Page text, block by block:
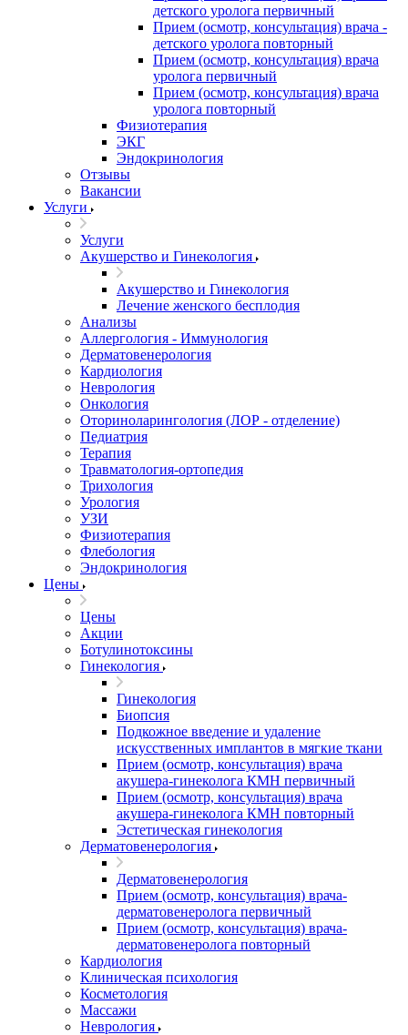
детского уролога первичный
Прием (осмотр, консультация) врача -
детского уролога повторный
Прием (осмотр, консультация) врача
уролога первичный
Прием (осмотр, консультация) врача
уролога повторный
Физиотерапия
ЭКГ
Эндокринология
Отзывы
Вакансии
Услуги
Услуги
Акушерство и Гинекология
Акушерство и Гинекология
Лечение женского бесплодия
Анализы
Аллергология - Иммунология
Дерматовенерология
Кардиология
Неврология
Онкология
Оториноларингология (ЛОР - отделение)
Педиатрия
Терапия
Травматология-ортопедия
Трихология
Урология
УЗИ
Физиотерапия
Флебология
Эндокринология
Цены
Цены
Акции
Ботулинотоксины
Гинекология
Гинекология
Биопсия
Подкожное введение и удаление
искусственных имплантов в мягкие ткани
Прием (осмотр, консультация) врача
акушера-гинеколога КМН первичный
Прием (осмотр, консультация) врача
акушера-гинеколога КМН повторный
Эстетическая гинекология
Дерматовенерология
Дерматовенерология
Прием (осмотр, консультация) врача-
дерматовенеролога первичный
Прием (осмотр, консультация) врача-
дерматовенеролога повторный
Кардиология
Клиническая психология
Косметология
Массажи
Неврология